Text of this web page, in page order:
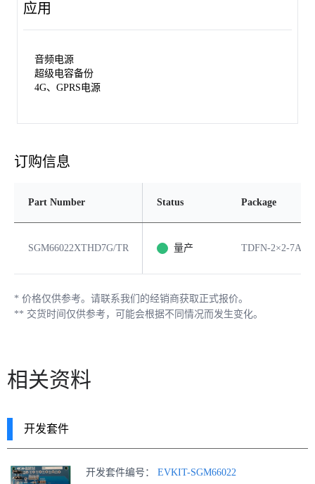
应用
音频电源
超级电容备份
4G、GPRS电源
订购信息
Part Number Status Package
SGM66022XTHD7G/TR 量产 TDFN-2×2-7AL
* 价格仅供参考。请联系我们的经销商获取正式报价。
** 交货时间仅供参考，可能会根据不同情况而发生变化。
相关资料
开发套件
开发套件编号： EVKIT-SGM66022